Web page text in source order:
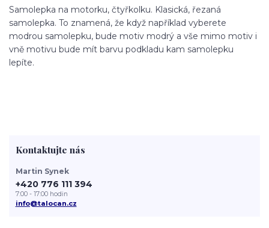
Samolepka na motorku, čtyřkolku. Klasická, řezaná
samolepka. To znamená, že když například vyberete
modrou samolepku, bude motiv modrý a vše mimo motiv i
vně motivu bude mít barvu podkladu kam samolepku
lepíte.
Kontaktujte nás
Martin Synek
+420 776 111 394
7:00 - 17:00 hodin
info@talocan.cz